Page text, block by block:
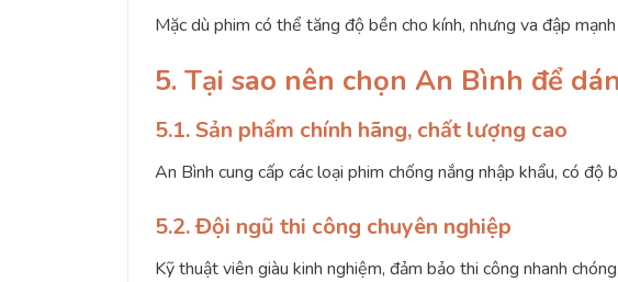
Mặc dù phim có thể tăng độ bền cho kính, nhưng va đập
5. Tại sao nên chọn An Bình để
5.1. Sản phẩm chính hãng, chất lượng cao
An Bình cung cấp các loại phim chống nắng nhập khẩu, có độ
5.2. Đội ngũ thi công chuyên nghiệp
Kỹ thuật viên giàu kinh nghiệm, đảm bảo thi công nhanh